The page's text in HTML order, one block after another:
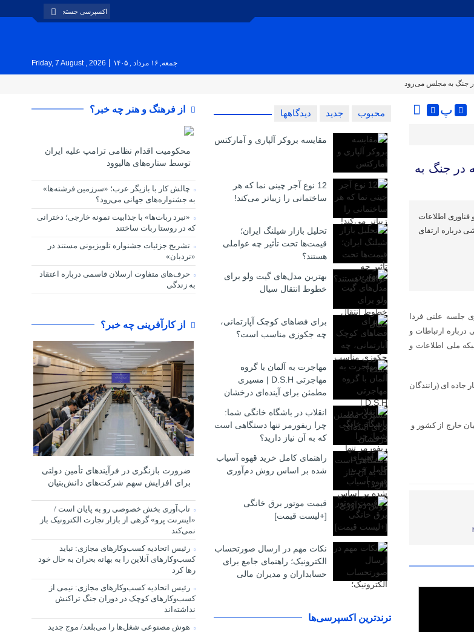
جمعه, ۱۶ مرداد , ۱۴۰۵ |
Friday, 7 August , 2026
در جنگ به مجلس می‌رود
پ
در جنگ به
اطلاعات
درباره ارتقای
جلسه علنی فردا
ارتباطات و
تکمیل شبکه ملی اطلاعات و
ای (رانندگان
خارج از کشور و
محبوب جدید دیدگاهها
مقایسه بروکر آلپاری و آمارکتس
12 نوع آجر چینی نما که هر
ساختمانی را زیباتر می‌کند!
تحلیل بازار شیلنگ ایران؛
قیمت‌ها تحت تأثیر چه عواملی
هستند؟
بهترین مدل‌های گیت ولو برای
خطوط انتقال سیال
برای فضاهای کوچک آپارتمانی،
چه جکوزی مناسب است؟
مهاجرت به آلمان با گروه
مهاجرتی D.S.H | مسیری
مطمئن برای آینده‌ای درخشان
انقلاب در باشگاه خانگی شما:
چرا ریفورمر تنها دستگاهی است
که به آن نیاز دارید؟
راهنمای کامل خرید قهوه آسیاب
شده بر اساس روش دم‌آوری
قیمت موتور برق خانگی
[+لیست قیمت]
نکات مهم در ارسال صورتحساب
الکترونیک؛ راهنمای جامع برای
حسابداران و مدیران مالی
ترندترین اکسپرسی‌ها
از فرهنگ و هنر چه خبر؟
محکومیت اقدام نظامی ترامپ علیه ایران
توسط ستاره‌های هالیوود
چالش کار با بازیگر عرب؛ «سرزمین فرشته‌ها»
به جشنواره‌های جهانی می‌رود؟
«نبرد ربات‌ها» با جذابیت نمونه خارجی؛ دخترانی
که در روستا ربات ساختند
تشریح جزئیات جشنواره‌ تلویزیونی مستند در
«نردبان»
حرف‌های متفاوت ارسلان قاسمی درباره اعتقاد
به زندگی
از کارآفرینی چه خبر؟
ضرورت بازنگری در فرآیندهای تأمین دولتی
برای افزایش سهم شرکت‌های دانش‌بنیان
تاب‌آوری بخش خصوصی رو به پایان است /
«اینترنت پرو» گرهی از بازار تجارت الکترونیک باز
نمی‌کند
رئیس اتحادیه کسب‌وکارهای مجازی: نباید
کسب‌وکارهای آنلاین را به بهانه بحران به حال خود
رها کرد
رئیس اتحادیه کسب‌وکارهای مجازی: نیمی از
کسب‌وکارهای کوچک در دوران جنگ‌ تراکنش
نداشته‌اند
هوش مصنوعی شغل‌ها را می‌بلعد/ موج جدید